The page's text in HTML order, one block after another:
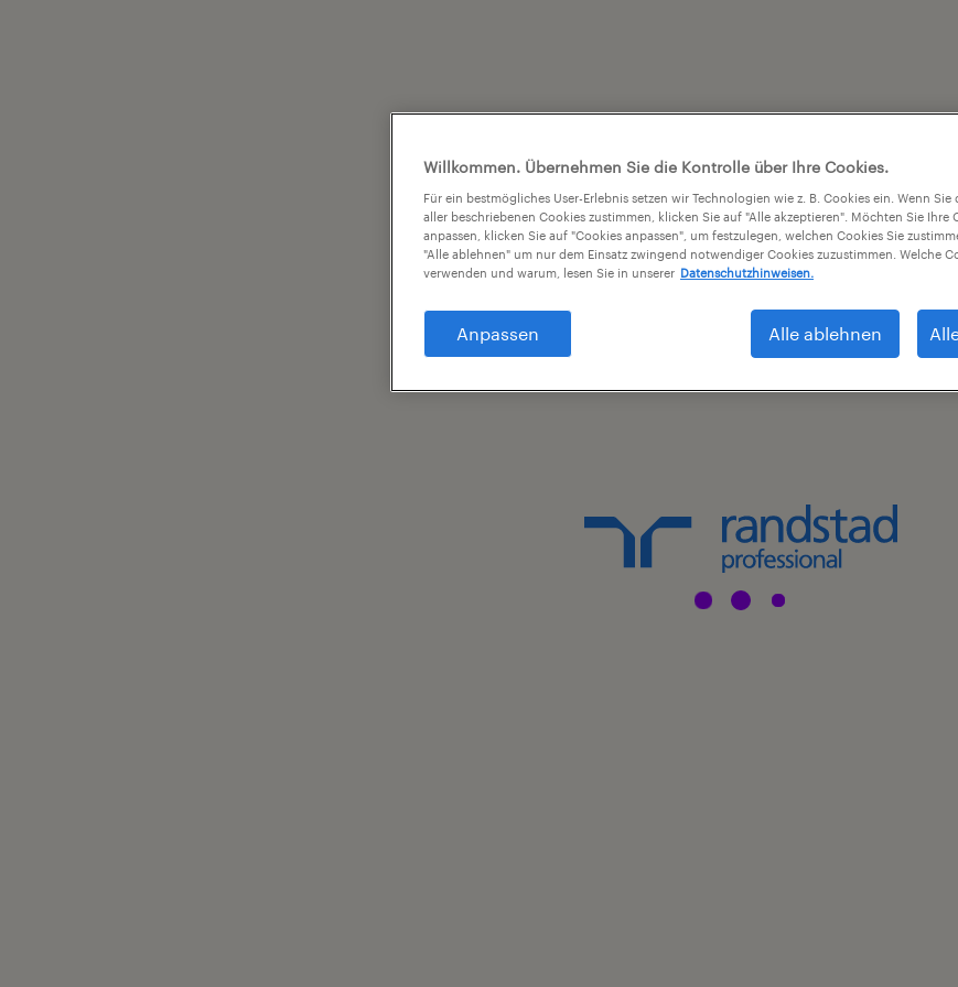
Willkommen. Übernehmen Sie die Kontrolle über Ihre Cookies.
Für ein bestmögliches User-Erlebnis setzen wir Technologien wie z. B. Cookies ein. Wenn Sie
aller beschriebenen Cookies zustimmen, klicken Sie auf "Alle akzeptieren". Möchten Sie Ihre
anpassen, klicken Sie auf "Cookies anpassen", um festzulegen, welchen Cookies Sie
"Alle ablehnen" um nur dem Einsatz zwingend notwendiger Cookies zuzustimmen. Welche
verwenden und warum, lesen Sie in unserer Datenschutzhinweisen.
Anpassen Alle ablehnen